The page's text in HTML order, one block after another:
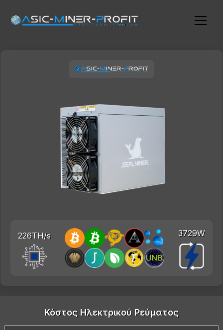
226TH/s 3729W
Κόστος Ηλεκτρικού Ρεύματος